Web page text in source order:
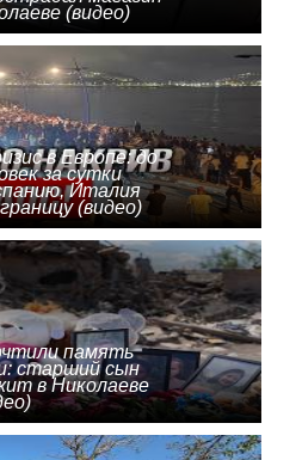
(видео)
в Европе: до
за сутки
Италия
(видео)
память
старший сын
в Николаеве